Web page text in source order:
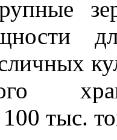
тыс.